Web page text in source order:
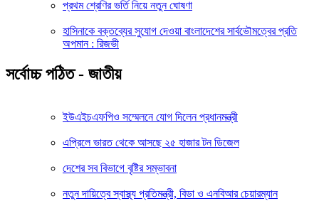
প্রথম শ্রেণির ভর্তি নিয়ে নতুন ঘোষণা
হাসিনাকে বক্তব্যের সুযোগ দেওয়া বাংলাদেশের সার্বভৌমত্বের প্রতি
অপমান : রিজভী
সর্বোচ্চ পঠিত - জাতীয়
ইউএইচএফপিও সম্মেলনে যোগ দিলেন প্রধানমন্ত্রী
এপ্রিলে ভারত থেকে আসছে ২৫ হাজার টন ডিজেল
দেশের সব বিভাগে বৃষ্টির সম্ভাবনা
নতুন দায়িত্বে স্বাস্থ্য প্রতিমন্ত্রী, বিডা ও এনবিআর চেয়ারম্যান